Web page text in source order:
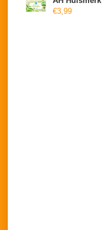
€3,99